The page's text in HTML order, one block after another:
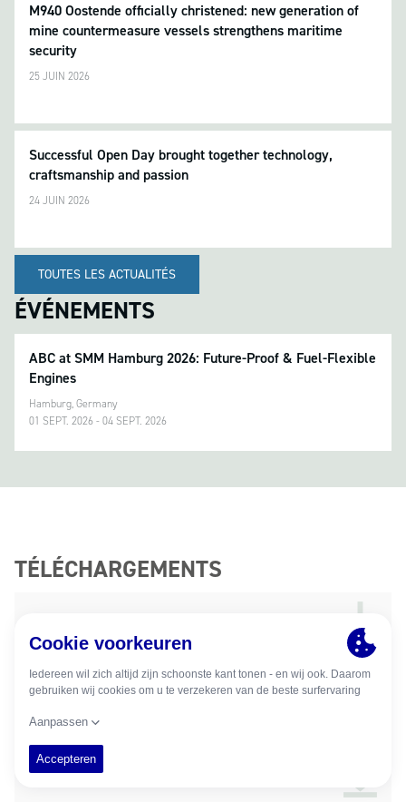
M940 Oostende officially christened: new generation of
mine countermeasure vessels strengthens maritime
security
25 JUIN 2026
Successful Open Day brought together technology,
craftsmanship and passion
24 JUIN 2026
TOUTES LES ACTUALITÉS
ÉVÉNEMENTS
ABC at SMM Hamburg 2026: Future-Proof & Fuel-Flexible
Engines
Hamburg, Germany
01 SEPT. 2026 - 04 SEPT. 2026
TÉLÉCHARGEMENTS
Product Guide (pdf)
BeHydro Hydrogen Combustion Engines (pdf)